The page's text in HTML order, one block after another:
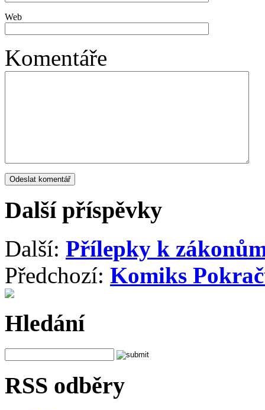
Web
Komentáře
Další příspěvky
Další: Přílepky k
Předchozí: Komiks
Hledání
RSS odběry